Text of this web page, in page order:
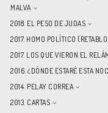
MALVA
2018. EL PESO DE JUDAS
2017. HOMO POLÍTICO
2017. LOS QUE VIERON EL
2016. ¿DÓNDE ESTARÉ ESTA
2014. PELAY CORREA
2013. CARTAS